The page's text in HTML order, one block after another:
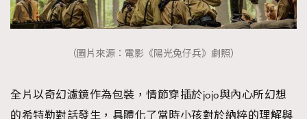
（圖片來源：電影《陽光兔仔兵》劇照）
全片以奇幻濾鏡作為包裝，情節穿插於jojo與內心所幻想
的希特勒對話發生，具體化了當時小孩對於納粹的理解與